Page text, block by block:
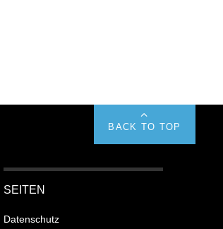
BACK TO TOP
SEITEN
Datenschutz